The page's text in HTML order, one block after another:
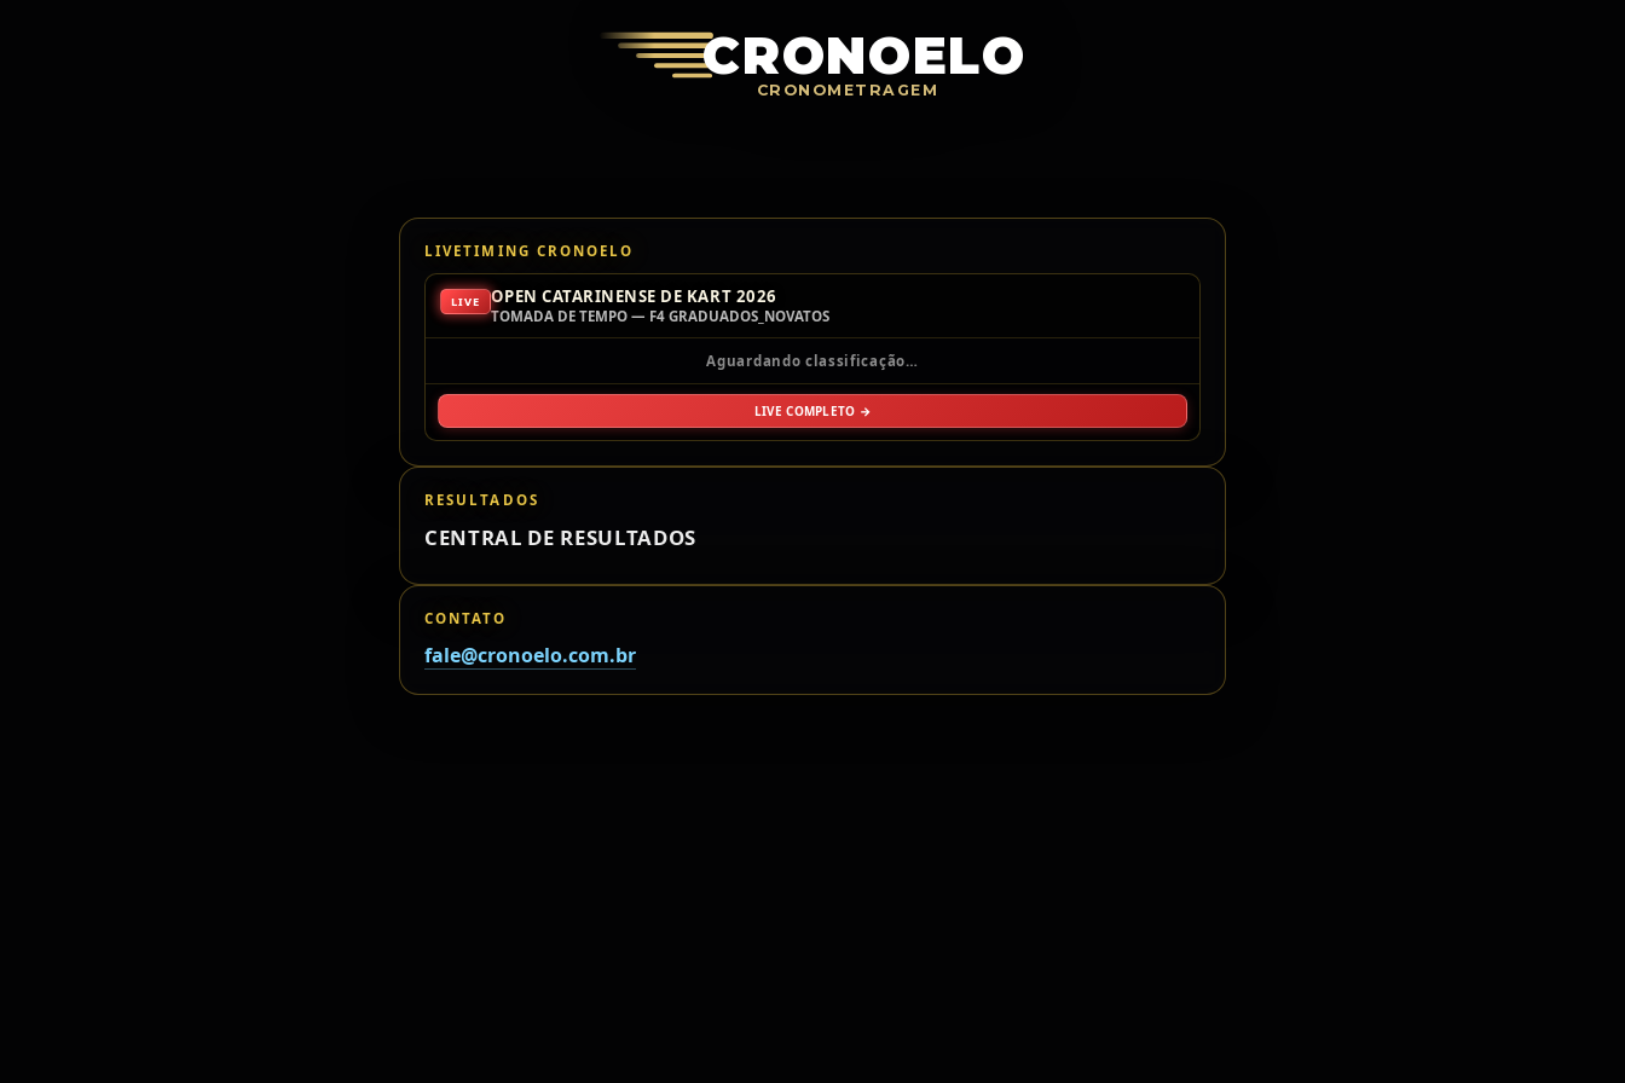
CRONOELO
CRONOMETRAGEM
LIVETIMING CRONOELO
LIVE OPEN CATARINENSE DE KART 2026
TOMADA DE TEMPO — F4 GRADUADOS_NOVATOS
Aguardando classificação…
LIVE COMPLETO →
RESULTADOS
CENTRAL DE RESULTADOS
CONTATO
fale@cronoelo.com.br